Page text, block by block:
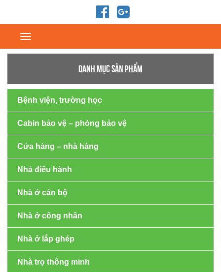
Toggle
DANH MỤC SẢN PHẨM
Bệnh viện, trường học
Cabin bảo vệ – phòng bảo vệ
Cửa hàng – nhà hàng
Nhà điều hành
Nhà ở cán bộ
Nhà ở công nhân
Nhà ở lắp ghép
Nhà trọ thông minh